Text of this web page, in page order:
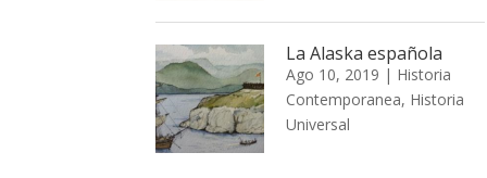
La Alaska española
Ago 10, 2019 | Historia
Contemporanea, Historia
Universal